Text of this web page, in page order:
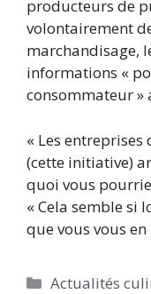
producteurs de
volontairement
marchandisage,
informations «
consommateur »
« Les
(cette initiative)
quoi vous
« Cela semble si
que vous vous
Catégories
Actualités